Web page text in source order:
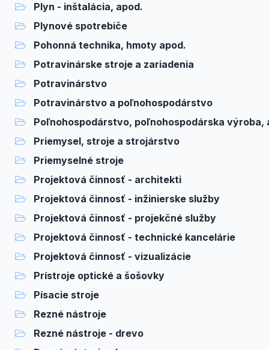
Plyn - inštalácia, apod.
Plynové spotrebiče
Pohonná technika, hmoty apod.
Potravinárske stroje a zariadenia
Potravinárstvo
Potravinárstvo a poľnohospodárstvo
Poľnohospodárstvo, poľnohospodárska výroba,
Priemysel, stroje a strojárstvo
Priemyselné stroje
Projektová činnosť - architekti
Projektová činnosť - inžinierske služby
Projektová činnosť - projekčné služby
Projektová činnosť - technické kancelárie
Projektová činnosť - vizualizácie
Prístroje optické a šošovky
Písacie stroje
Rezné nástroje
Rezné nástroje - drevo